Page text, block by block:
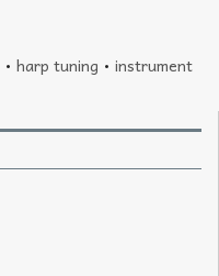
•harp tuning •instrument